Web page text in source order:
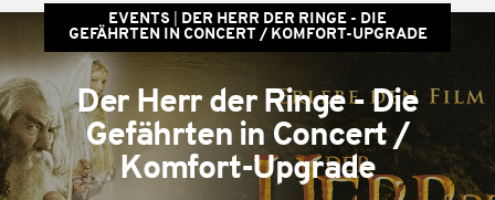
EVENTS
DER HERR DER RINGE - DIE
GEFÄHRTEN IN CONCERT / KOMFORT-UPGRADE
Der Herr der Ringe - Die
Gefährten in Concert /
Komfort-Upgrade